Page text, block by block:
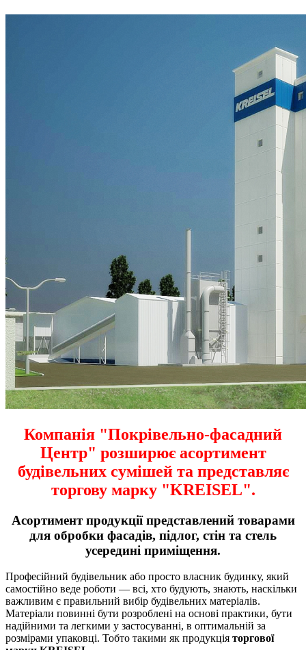
Компанія "Покрівельно-фасадний
Центр" розширює асортимент
будівельних сумішей та представляє
торгову марку "KREISEL".
Асортимент продукції представлений товарами
для обробки фасадів, підлог, стін та стель
усередині приміщення.
Професійний будівельник або просто власник будинку, який
самостійно веде роботи — всі, хто будують, знають, наскільки
важливим є правильний вибір будівельних матеріалів.
Матеріали повинні бути розроблені на основі практики, бути
надійними та легкими у застосуванні, в оптимальній за
розмірами упаковці. Тобто такими як продукція торгової